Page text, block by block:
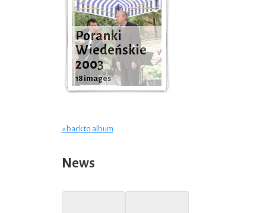
Poranki
Wiedeńskie
2003
18 images
« back to album
News